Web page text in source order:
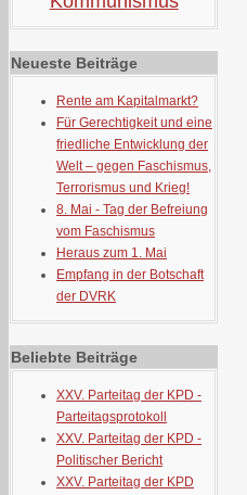
Neueste Beiträge
Rente am Kapitalmarkt?
Für Gerechtigkeit und eine
friedliche Entwicklung der
Welt – gegen Faschismus,
Terrorismus und Krieg!
8. Mai - Tag der Befreiung
vom Faschismus
Heraus zum 1. Mai
Empfang in der Botschaft
der DVRK
Beliebte Beiträge
XXV. Parteitag der KPD -
Parteitagsprotokoll
XXV. Parteitag der KPD -
Politischer Bericht
XXV. Parteitag der KPD